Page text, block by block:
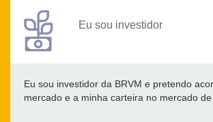
Eu sou investidor
Eu sou investidor da BRVM e pretendo
mercado e a minha carteira no mercado